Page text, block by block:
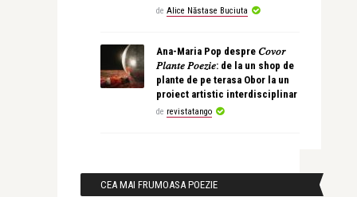
de Alice Năstase Buciuta
Ana-Maria Pop despre 𝐶𝑜𝑣𝑜𝑟
𝑃𝑙𝑎𝑛𝑡𝑒 𝑃𝑜𝑒𝑧𝑖𝑒: de la un shop de
plante de pe terasa Obor la un
proiect artistic interdisciplinar
de revistatango
CEA MAI FRUMOASA POEZIE